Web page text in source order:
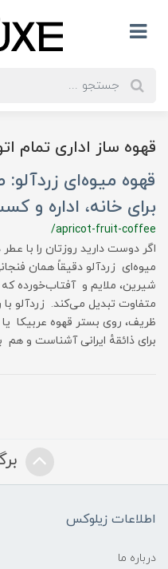
قهوه ساز اداری تمام
قهوه میوه‌ای
برای خانه، اداره و
/apricot-fruit-coffee
اگر دوست دارید روزتان را با
میوه‌ای زردآلو دقیقاً همان
شیرین، ملایم و آفتاب‌خورده
متفاوت تبدیل می‌کند. زردآلو
ظریف، روی بستر قهوه عربیکا
برای ذائقهٔ ایرانی آشناست و
اطلاعات زیلوکس
درباره ما